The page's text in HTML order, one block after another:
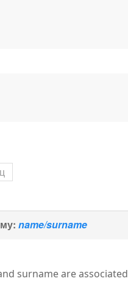
name/surname
surname are